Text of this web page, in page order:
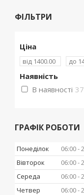
ФІЛЬТРИ
Ціна
Наявність
В наявності 37
ГРАФІК РОБОТИ
Понеділок 06:00
Вівторок
06:00
Середа
06:00
Четвер
06:00